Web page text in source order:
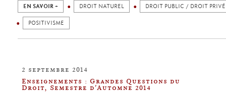
EN SAVOIR + DROIT NATUREL DROIT PUBLIC / DROIT PRIVÉ
POSITIVISME
2 septembre 2014
Enseignements : Grandes Questions du
Droit, Semestre d'Automne 2014